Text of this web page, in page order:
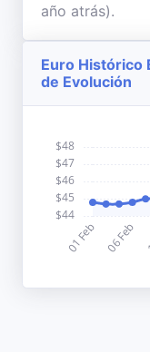
año atrás).
Euro Histórico
de Evolución